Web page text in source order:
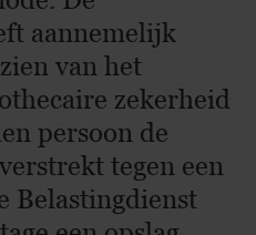
aannemelijk
van het
zekerheid
persoon de
tegen een
Belastingdienst